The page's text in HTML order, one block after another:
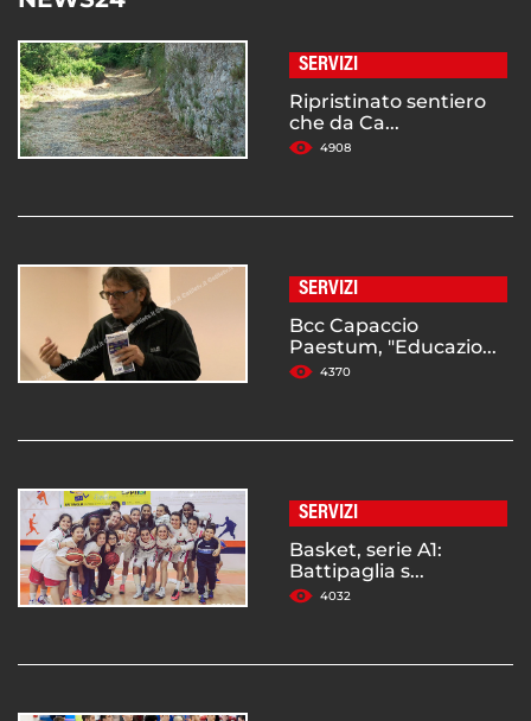
SERVIZI
Ripristinato sentiero
che da Ca...
4908
SERVIZI
Bcc Capaccio
Paestum, "Educazio...
4370
SERVIZI
Basket, serie A1:
Battipaglia s...
4032